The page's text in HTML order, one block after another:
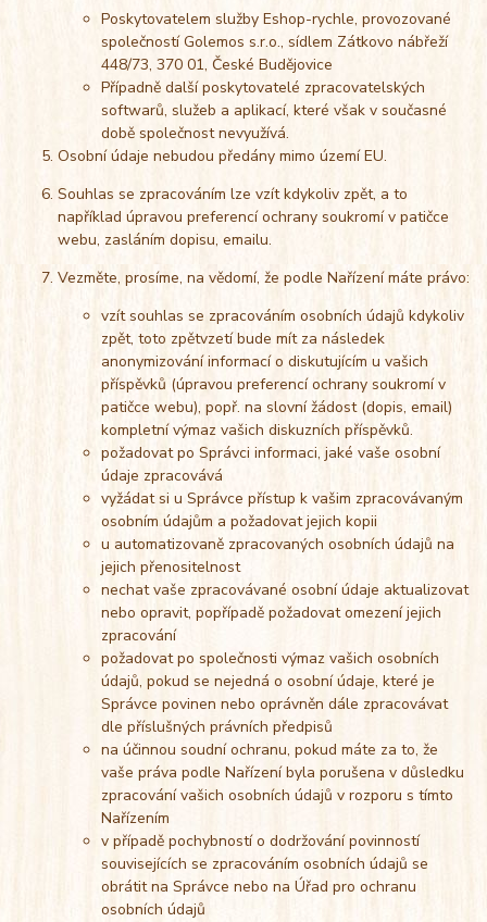
Poskytovatelem služby Eshop-rychle, provozované
společností Golemos s.r.o., sídlem Zátkovo nábřeží
448/73, 370 01, České Budějovice
Případně další poskytovatelé zpracovatelských
softwarů, služeb a aplikací, které však v současné
době společnost nevyužívá.
Osobní údaje nebudou předány mimo území EU.
Souhlas se zpracováním lze vzít kdykoliv zpět, a to
například úpravou preferencí ochrany soukromí v patičce
webu, zasláním dopisu, emailu.
Vezměte, prosíme, na vědomí, že podle Nařízení máte právo:
vzít souhlas se zpracováním osobních údajů kdykoliv
zpět, toto zpětvzetí bude mít za následek
anonymizování informací o diskutujícím u vašich
příspěvků (úpravou preferencí ochrany soukromí v
patičce webu), popř. na slovní žádost (dopis, email)
kompletní výmaz vašich diskuzních příspěvků.
požadovat po Správci informaci, jaké vaše osobní
údaje zpracovává
vyžádat si u Správce přístup k vašim zpracovávaným
osobním údajům a požadovat jejich kopii
u automatizovaně zpracovaných osobních údajů na
jejich přenositelnost
nechat vaše zpracovávané osobní údaje aktualizovat
nebo opravit, popřípadě požadovat omezení jejich
zpracování
požadovat po společnosti výmaz vašich osobních
údajů, pokud se nejedná o osobní údaje, které je
Správce povinen nebo oprávněn dále zpracovávat
dle příslušných právních předpisů
na účinnou soudní ochranu, pokud máte za to, že
vaše práva podle Nařízení byla porušena v důsledku
zpracování vašich osobních údajů v rozporu s tímto
Nařízením
v případě pochybností o dodržování povinností
souvisejících se zpracováním osobních údajů se
obrátit na Správce nebo na Úřad pro ochranu
osobních údajů